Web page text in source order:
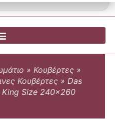
» Κουβέρτες »
Κουβέρτες » Das
King Size 240×260